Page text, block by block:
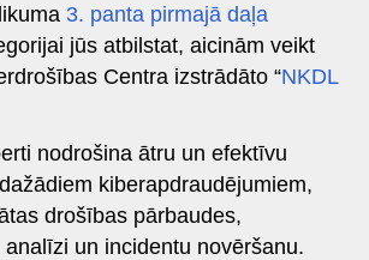
3. panta pirmajā daļa
jūs atbilstat, aicinām veikt
Centra izstrādāto “NKDL
nodrošina ātru un efektīvu
kiberapdraudējumiem,
drošības pārbaudes,
un incidentu novēršanu.